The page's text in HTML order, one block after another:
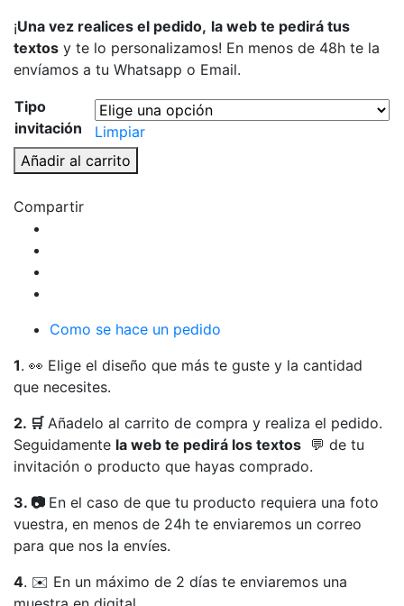
¡Una vez realices el pedido, la web te pedirá tus
textos y te lo personalizamos! En menos de 48h te la
envíamos a tu Whatsapp o Email.
Tipo
invitación
Limpiar
Invitación
digital
con
Añadir al carrito
Compartir
Como se hace un pedido
1. 👀 Elige el diseño que más te guste y la cantidad
que necesites.
2. 🛒 Añadelo al carrito de compra y realiza el pedido.
Seguidamente la web te pedirá los textos 💬 de tu
invitación o producto que hayas comprado.
3. 📷 En el caso de que tu producto requiera una foto
vuestra, en menos de 24h te enviaremos un correo
para que nos la envíes.
4. ✉️ En un máximo de 2 días te enviaremos una